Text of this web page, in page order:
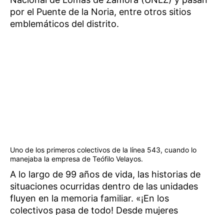
por el Puente de la Noria, entre otros sitios
emblemáticos del distrito.
Uno de los primeros colectivos de la línea 543, cuando lo
manejaba la empresa de Teófilo Velayos.
A lo largo de 99 años de vida, las historias de
situaciones ocurridas dentro de las unidades
fluyen en la memoria familiar. «¡En los
colectivos pasa de todo! Desde mujeres